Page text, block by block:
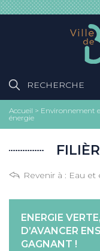
RECHERCHE
Accueil > Environnement
énergie
Revenir à : Eau et
ENERGIE
D’AVANCER
GAGNANT !